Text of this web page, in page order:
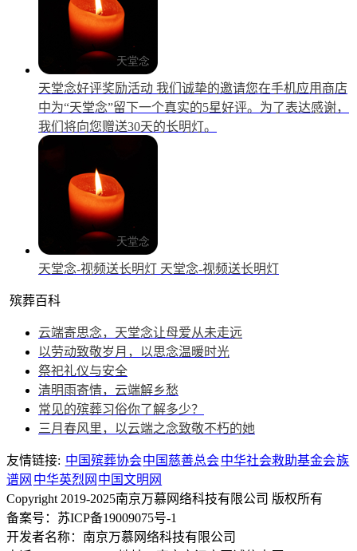
天堂念好评奖励活动 我们诚挚的邀请您在手机应用商店
中为“天堂念”留下一个真实的5星好评。为了表达感谢，
我们将向您赠送30天的长明灯。
天堂念-视频送长明灯 天堂念-视频送长明灯
殡葬百科
云端寄思念，天堂念让母爱从未走远
以劳动致敬岁月，以思念温暖时光
祭祀礼仪与安全
清明雨寄情，云端解乡愁
常见的殡葬习俗你了解多少？
三月春风里，以云端之念致敬不朽的她
友情链接: 中国殡葬协会中国慈善总会中华社会救助基金会族
谱网 中华英烈网 中国文明网
Copyright 2019-2025南京万慕网络科技有限公司 版权所有
备案号：苏ICP备19009075号-1
开发者名称：南京万慕网络科技有限公司